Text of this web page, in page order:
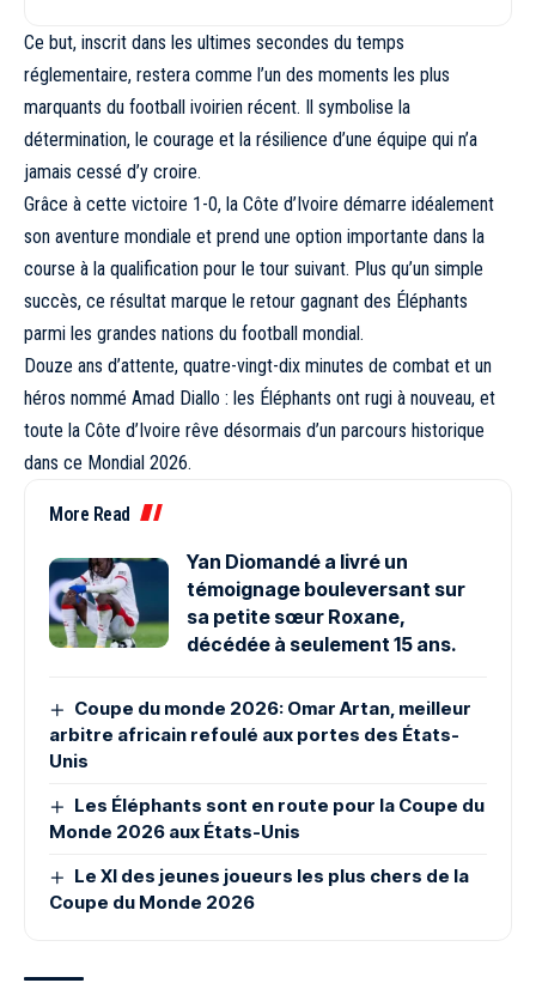
Ce but, inscrit dans les ultimes secondes du temps
réglementaire, restera comme l’un des moments les plus
marquants du football ivoirien récent. Il symbolise la
détermination, le courage et la résilience d’une équipe qui n’a
jamais cessé d’y croire.
Grâce à cette victoire 1-0, la Côte d’Ivoire démarre idéalement
son aventure mondiale et prend une option importante dans la
course à la qualification pour le tour suivant. Plus qu’un simple
succès, ce résultat marque le retour gagnant des Éléphants
parmi les grandes nations du football mondial.
Douze ans d’attente, quatre-vingt-dix minutes de combat et un
héros nommé Amad Diallo : les Éléphants ont rugi à nouveau, et
toute la Côte d’Ivoire rêve désormais d’un parcours historique
dans ce Mondial 2026.
More Read
Yan Diomandé a livré un
témoignage bouleversant sur
sa petite sœur Roxane,
décédée à seulement 15 ans.
Coupe du monde 2026: Omar Artan, meilleur
arbitre africain refoulé aux portes des États-
Unis
Les Éléphants sont en route pour la Coupe du
Monde 2026 aux États-Unis
Le XI des jeunes joueurs les plus chers de la
Coupe du Monde 2026